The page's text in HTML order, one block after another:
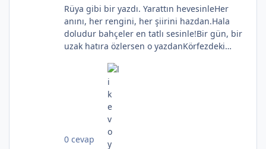
Rüya gibi bir yazdı. Yarattın hevesinleHer
anını, her rengini, her şiirini hazdan.Hala
doludur bahçeler en tatlı sesinle!Bir gün, bir
uzak hatıra özlersen o yazdanKörfezdeki
gecelerden biri durmakta derinden;Mehtap...
iri güller... ve senin en güzel aksin...Velhasıl o
rüya duruyor yerli yerinde!YAHYA KEMAL
0 cevap
*